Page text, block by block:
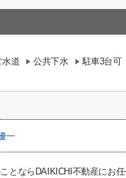
水道 公共下水 駐車3台可
一
とならDAIKICHI不動産にお